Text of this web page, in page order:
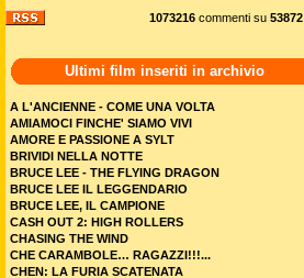
1073216 commenti su 53872
Ultimi film inseriti in archivio
A L'ANCIENNE - COME UNA VOLTA
AMIAMOCI FINCHE' SIAMO VIVI
AMORE E PASSIONE A SYLT
BRIVIDI NELLA NOTTE
BRUCE LEE - THE FLYING DRAGON
BRUCE LEE IL LEGGENDARIO
BRUCE LEE, IL CAMPIONE
CASH OUT 2: HIGH ROLLERS
CHASING THE WIND
CHE CARAMBOLE… RAGAZZI!!!...
CHEN: LA FURIA SCATENATA